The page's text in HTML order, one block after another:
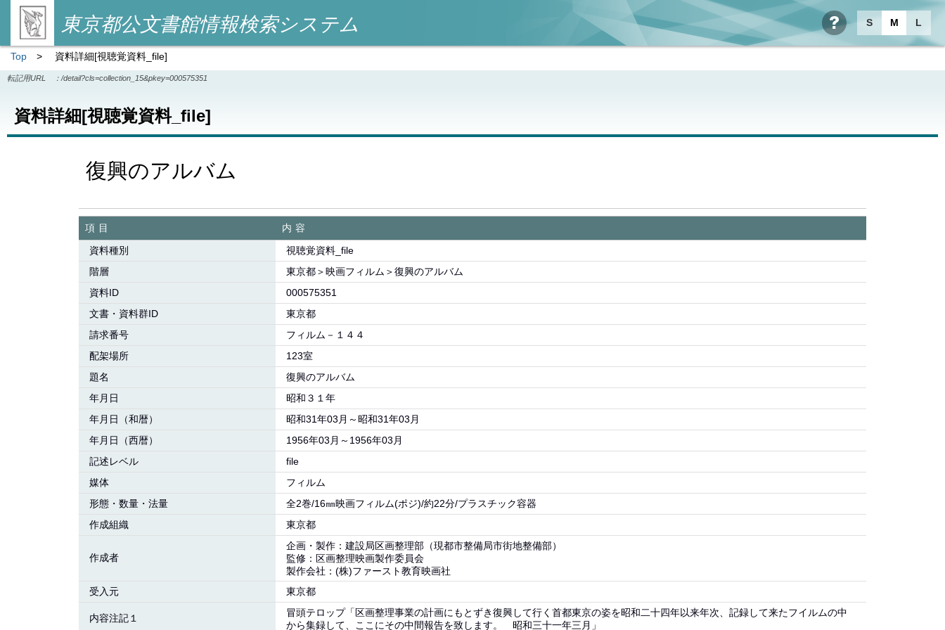
S M L
ヘルプ
東京都公文書館情報検索システム
Top > 資料詳細[視聴覚資料_file]
転記用URL ： /detail?cls=collection_15&pkey=000575351
資料詳細[視聴覚資料_file]
復興のアルバム
項目
内容
資料種別
視聴覚資料_file
階層
東京都＞映画フィルム＞復興のアルバム
資料ID
000575351
文書・資料群ID
東京都
請求番号
フィルム－１４４
配架場所
123室
題名
復興のアルバム
年月日
昭和３１年
年月日（和暦）
昭和31年03月～昭和31年03月
年月日（西暦）
1956年03月～1956年03月
記述レベル
file
媒体
フィルム
形態・数量・法量
全2巻/16㎜映画フィルム(ポジ)/約22分/プラスチック容器
作成組織
東京都
作成者
企画・製作：建設局区画整理部（現都市整備局市街地整備部）
監修：区画整理映画製作委員会
製作会社：(株)ファースト教育映画社
受入元
東京都
内容注記１
冒頭テロップ「区画整理事業の計画にもとずき復興して行く首都東京の姿を昭和二十四年以来年次、記録して来たフイルムの中
から集録して、ここにその中間報告を致します。 昭和三十一年三月」